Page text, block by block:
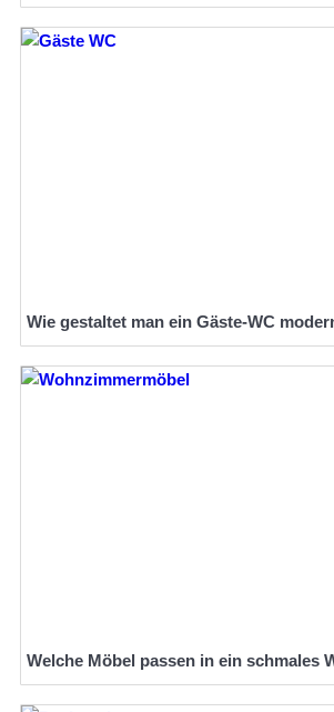
Wie gestaltet man ein Gäste-WC
Welche Möbel passen in ein schmales